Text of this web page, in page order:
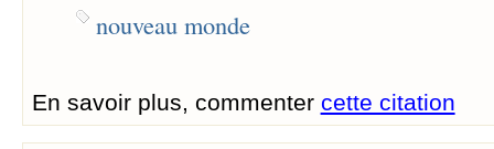
nouveau monde
En savoir plus, commenter cette citation